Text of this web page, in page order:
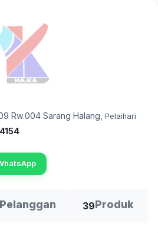
Rw.004 Sarang Halang Pelaihari
Pelanggan 39Produk